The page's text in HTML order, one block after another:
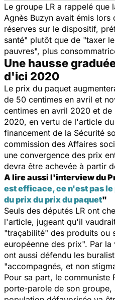
Le groupe LR a rappelé que
Agnès Buzyn avait émis lors
réserves sur le dispositif,
santé" plutôt que de "taxer
pauvres", plus
Une hausse
d'ici 2020
Le prix du paquet
de 50 centimes en avril et
centimes en avril 2020 et
2020, en vertu de l'article
financement de la Sécurité
commission des Affaires
une convergence des prix
devra être achevée à partir
A lire aussi l'interview du
est efficace, ce n'est pas
du prix du prix du paquet"
Seuls des députés LR ont
l'article, jugeant qu'il
"traçabilité" des produits ou
européenne des prix". Par
ont aussi défendu les
"accompagnés, et non
Pour sa part, le communiste
porte-parole de son groupe,